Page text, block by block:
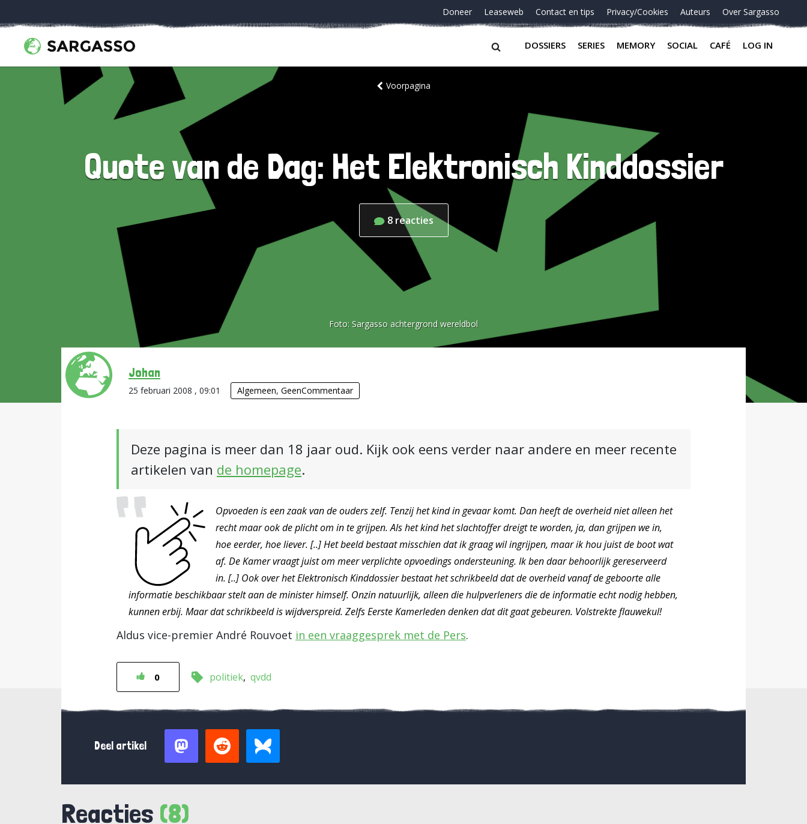
Doneer Leaseweb Contact en tips Privacy/Cookies Auteurs Over Sargasso
DOSSIERS SERIES MEMORY SOCIAL CAFÉ LOG IN
Voorpagina
Quote van de Dag: Het Elektronisch Kinddossier
8 reacties
Foto: Sargasso achtergrond wereldbol
Johan
25 februari 2008 , 09:01 Algemeen, GeenCommentaar
Deze pagina is meer dan 18 jaar oud. Kijk ook eens verder naar andere en meer recente
artikelen van de homepage.
Opvoeden is een zaak van de ouders zelf. Tenzij het kind in gevaar komt. Dan heeft de overheid niet alleen het
recht maar ook de plicht om in te grijpen. Als het kind het slachtoffer dreigt te worden, ja, dan grijpen we in,
hoe eerder, hoe liever. [..] Het beeld bestaat misschien dat ik graag wil ingrijpen, maar ik hou juist de boot wat
af. De Kamer vraagt juist om meer verplichte opvoedings ondersteuning. Ik ben daar behoorlijk gereserveerd
in. [..] Ook over het Elektronisch Kinddossier bestaat het schrikbeeld dat de overheid vanaf de geboorte alle
informatie beschikbaar stelt aan de minister himself. Onzin natuurlijk, alleen die hulpverleners die de informatie echt nodig hebben,
kunnen erbij. Maar dat schrikbeeld is wijdverspreid. Zelfs Eerste Kamerleden denken dat dit gaat gebeuren. Volstrekte flauwekul!
Aldus vice-premier André Rouvoet in een vraaggesprek met de Pers.
0 politiek qvdd
Deel artikel
Reacties (8)